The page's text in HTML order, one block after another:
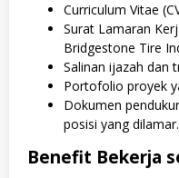
Curriculum Vitae
Surat Lamaran
Bridgestone Tire
Salinan ijazah dan
Portofolio proyek
Dokumen
posisi yang dilamar.
Benefit Bekerja